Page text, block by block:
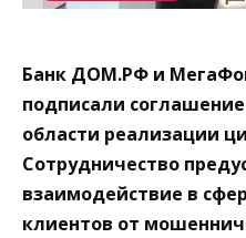
Банк ДОМ.РФ и
подписали
области реализации
Сотрудничество
взаимодействие в
клиентов от